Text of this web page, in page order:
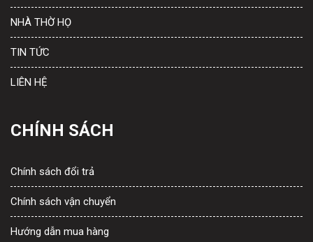
NHÀ THỜ HỌ
TIN TỨC
LIÊN HỆ
CHÍNH SÁCH
Chính sách đổi trả
Chính sách vận chuyển
Hướng dẫn mua hàng